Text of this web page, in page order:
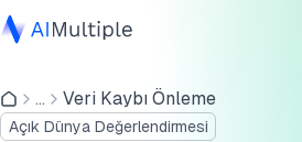
Ajanik Yapay Zeka
Siber güvenlik
... Veri Kaybı Önleme
Açık Dünya Değerlendirmesi
Analiz edilen en iyi 10 USB